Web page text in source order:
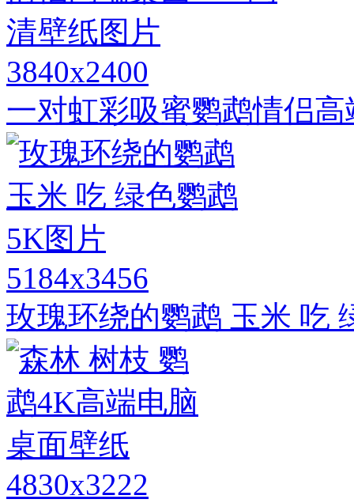
3840x2400
一对虹彩吸蜜鹦鹉情侣
5184x3456
玫瑰环绕的鹦鹉 玉米 吃
4830x3222